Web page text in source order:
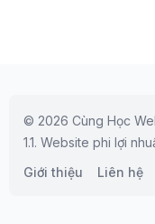
© 2026 Cùng Học
1.1. Website phi lợi
Giới thiệu
Liên hệ